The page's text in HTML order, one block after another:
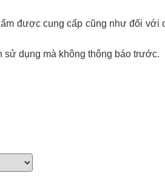
được cung cấp cũng như đối với
sử dụng mà không thông báo trước.